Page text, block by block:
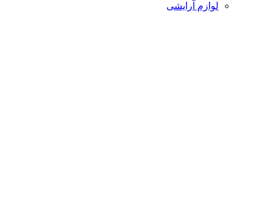
لوازم آرایشی